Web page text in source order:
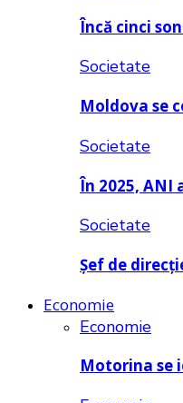
Încă cinci
Societate
Moldova se
Societate
În 2025, ANI
Societate
Șef de
Economie
Economie
Motorina se